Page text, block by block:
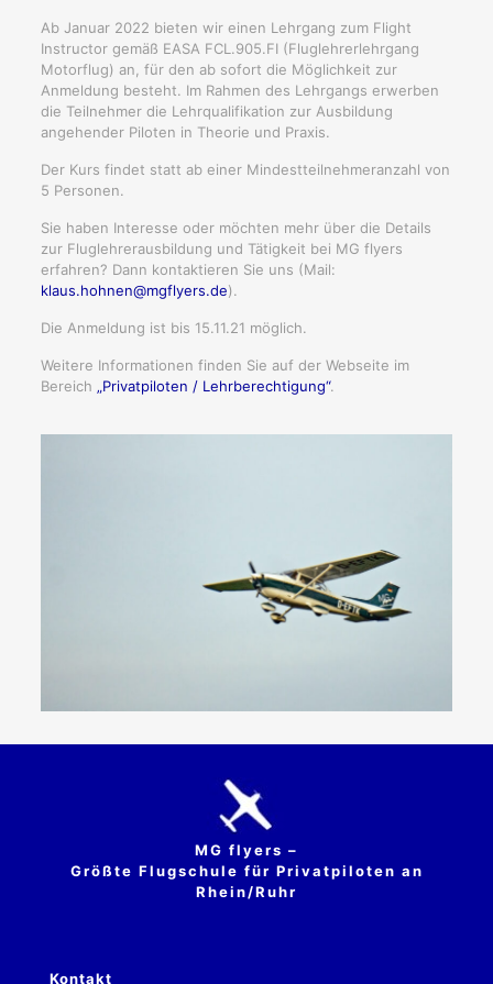
Ab Januar 2022 bieten wir einen Lehrgang zum Flight
Instructor gemäß EASA FCL.905.FI (Fluglehrerlehrgang
Motorflug) an, für den ab sofort die Möglichkeit zur
Anmeldung besteht. Im Rahmen des Lehrgangs erwerben
die Teilnehmer die Lehrqualifikation zur Ausbildung
angehender Piloten in Theorie und Praxis.
Der Kurs findet statt ab einer Mindestteilnehmeranzahl von
5 Personen.
Sie haben Interesse oder möchten mehr über die Details
zur Fluglehrerausbildung und Tätigkeit bei MG flyers
erfahren? Dann kontaktieren Sie uns (Mail:
klaus.hohnen@mgflyers.de).
Die Anmeldung ist bis 15.11.21 möglich.
Weitere Informationen finden Sie auf der Webseite im
Bereich „Privatpiloten / Lehrberechtigung“.
MG flyers –
Größte Flugschule für Privatpiloten an
Rhein/Ruhr
Kontakt